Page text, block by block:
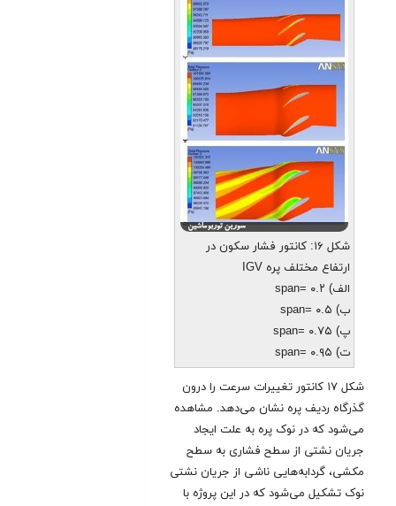
شکل ۱۶: کانتور فشار سکون در
ارتفاع مختلف پره IGV
الف) span= ۰.۲
ب) span= ۰.۵
پ) span= ۰.۷۵
ت) span= ۰.۹۵
شکل ۱۷ کانتور تغییرات سرعت را درون
گذرگاه ردیف پره نشان می‌دهد. مشاهده
می‌شود که در نوک پره به علت ایجاد
جریان نشتی از سطح فشاری به سطح
مکشی، گردابه‌هایی ناشی از جریان نشتی
نوک تشکیل می‌شود که در این پروژه با